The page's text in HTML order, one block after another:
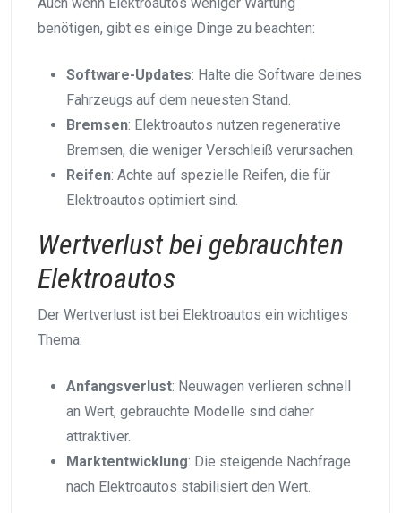
benötigen, gibt es einige Dinge zu beachten:
Software-Updates: Halte die Software deines
Fahrzeugs auf dem neuesten Stand.
Bremsen: Elektroautos nutzen regenerative
Bremsen, die weniger Verschleiß verursachen.
Reifen: Achte auf spezielle Reifen, die für
Elektroautos optimiert sind.
Wertverlust bei gebrauchten
Elektroautos
Der Wertverlust ist bei Elektroautos ein wichtiges
Thema:
Anfangsverlust: Neuwagen verlieren schnell
an Wert, gebrauchte Modelle sind daher
attraktiver.
Marktentwicklung: Die steigende Nachfrage
nach Elektroautos stabilisiert den Wert.